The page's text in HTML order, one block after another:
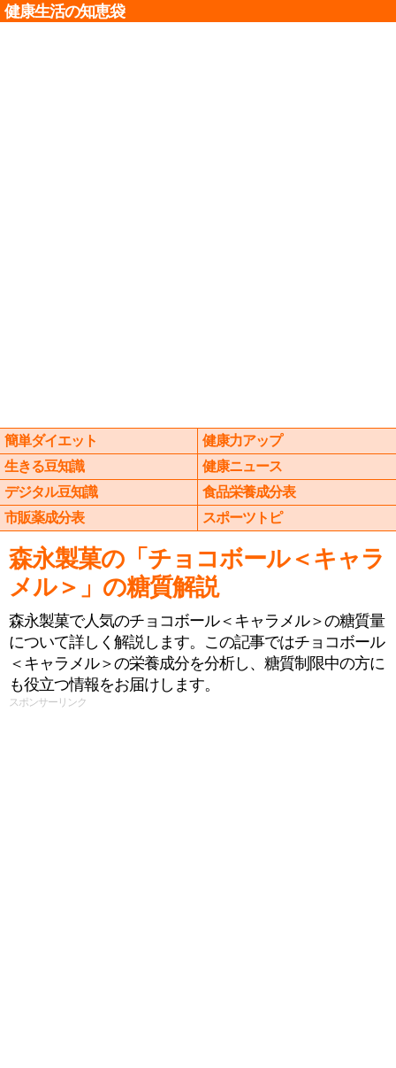
健康生活の知恵袋
簡単ダイエット
健康力アップ
生きる豆知識
健康ニュース
デジタル豆知識
食品栄養成分表
市販薬成分表
スポーツトピ
森永製菓の「チョコボール＜キャラ
メル＞」の糖質解説
森永製菓で人気のチョコボール＜キャラメル＞の糖質量
について詳しく解説します。この記事ではチョコボール
＜キャラメル＞の栄養成分を分析し、糖質制限中の方に
も役立つ情報をお届けします。
スポンサーリンク